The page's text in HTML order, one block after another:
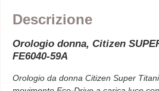
Descrizione
Orologio donna, Citizen
FE6040-59A
Orologio da donna Citizen Super